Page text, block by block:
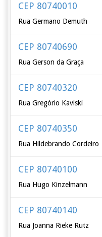
CEP 80740010
Rua Germano Demuth
CEP 80740690
Rua Gerson da Graça
CEP 80740320
Rua Gregório Kaviski
CEP 80740350
Rua Hildebrando Cordeiro
CEP 80740100
Rua Hugo Kinzelmann
CEP 80740140
Rua Joanna Rieke Rutz